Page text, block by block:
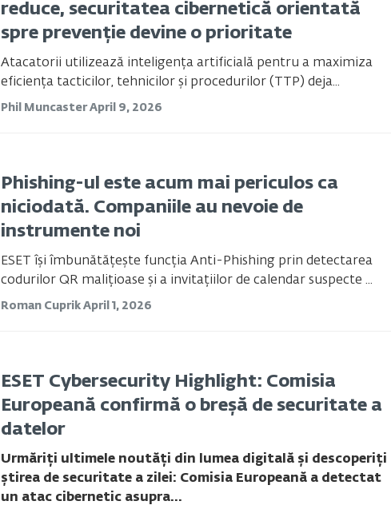
reduce, securitatea cibernetică orientată
spre prevenție devine o prioritate
Atacatorii utilizează inteligența artificială pentru a maximiza
eficiența tacticilor, tehnicilor și procedurilor (TTP) deja...
Phil MuncasterApril 9, 2026
Phishing-ul este acum mai periculos ca
niciodată. Companiile au nevoie de
instrumente noi
ESET își îmbunătățește funcția Anti-Phishing prin detectarea
codurilor QR malițioase și a invitațiilor de calendar suspecte ...
Roman Cuprik April 1, 2026
ESET Cybersecurity Highlight: Comisia
Europeană confirmă o breșă de securitate a
datelor
Urmăriți ultimele noutăți din lumea digitală și descoperiți
știrea de securitate a zilei: Comisia Europeană a detectat
un atac cibernetic asupra...